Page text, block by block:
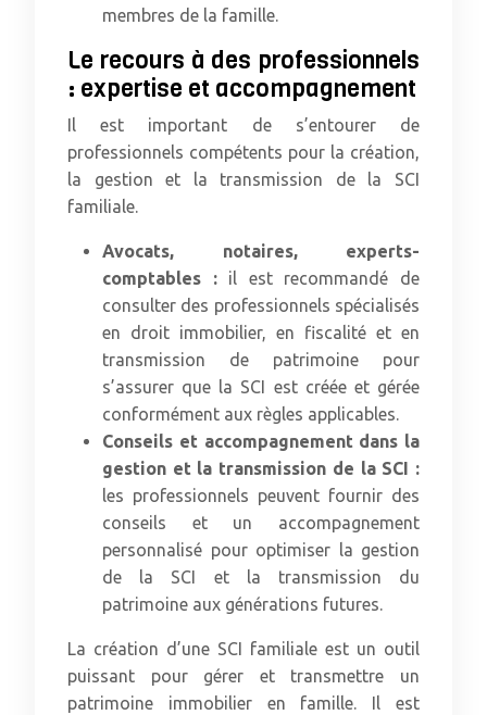
membres de la famille.
Le recours à des professionnels
: expertise et accompagnement
Il est important de s’entourer de
professionnels compétents pour la création,
la gestion et la transmission de la SCI
familiale.
Avocats, notaires, experts-
comptables : il est recommandé de
consulter des professionnels spécialisés
en droit immobilier, en fiscalité et en
transmission de patrimoine pour
s’assurer que la SCI est créée et gérée
conformément aux règles applicables.
Conseils et accompagnement dans la
gestion et la transmission de la SCI :
les professionnels peuvent fournir des
conseils et un accompagnement
personnalisé pour optimiser la gestion
de la SCI et la transmission du
patrimoine aux générations futures.
La création d’une SCI familiale est un outil
puissant pour gérer et transmettre un
patrimoine immobilier en famille. Il est